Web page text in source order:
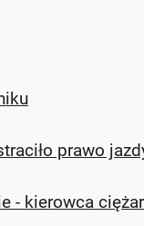
prawo
- kierowca